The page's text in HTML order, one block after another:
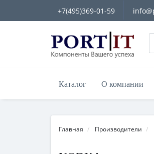
+7(495)369-01-59
Каталог О компании
Главная Производители